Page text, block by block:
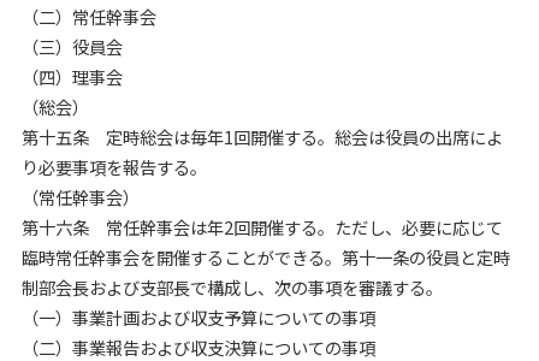
（二）常任幹事会
（三）役員会
（四）理事会
（総会）
第十五条 定時総会は毎年1回開催する。総会は役員の出席によ
り必要事項を報告する。
（常任幹事会）
第十六条 常任幹事会は年2回開催する。ただし、必要に応じて
臨時常任幹事会を開催することができる。第十一条の役員と定時
制部会長および支部長で構成し、次の事項を審議する。
（一）事業計画および収支予算についての事項
（二）事業報告および収支決算についての事項